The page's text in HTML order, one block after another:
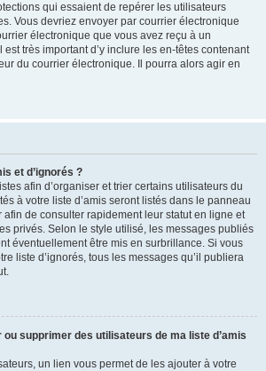
qui essaient de repérer les utilisateurs
Vous devriez envoyer par courrier électronique
électronique que vous avez reçu à un
très important d’y inclure les en-têtes contenant
du courrier électronique. Il pourra alors agir en
et d’ignorés ?
afin d’organiser et trier certains utilisateurs du
à votre liste d’amis seront listés dans le panneau
afin de consulter rapidement leur statut en ligne et
privés. Selon le style utilisé, les messages publiés
éventuellement être mis en surbrillance. Si vous
liste d’ignorés, tous les messages qu’il publiera
supprimer des utilisateurs de ma liste d’amis
un lien vous permet de les ajouter à votre